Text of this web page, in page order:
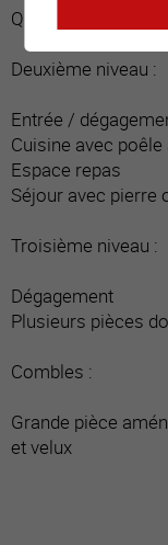
Quatre grandes
Deuxième niveau :
Entrée /
Cuisine avec poêle
Espace repas
Séjour avec pierre
Troisième niveau :
Dégagement
Plusieurs pièces
Combles :
Grande pièce
et velux